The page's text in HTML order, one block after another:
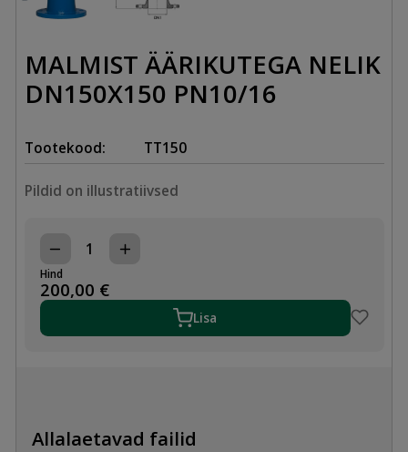
MALMIST ÄÄRIKUTEGA NELIK
DN150X150 PN10/16
Tootekood: TT150
Pildid on illustratiivsed
MALMIST
ÄÄRIKUTEGA
NELIK
DN150X150
kogus
Hind
200,00 €
Lisa
Allalaetavad failid